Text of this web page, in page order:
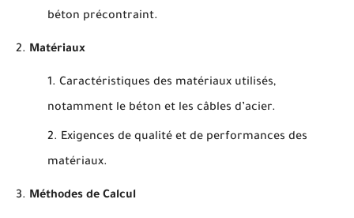
béton précontraint.
Matériaux
Caractéristiques des matériaux utilisés,
notamment le béton et les câbles d’acier.
Exigences de qualité et de performances des
matériaux.
Méthodes de Calcul